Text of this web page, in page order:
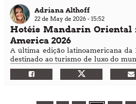
Adriana Althoff
22 de May de 2026 - 15:52
Hotéis Mandarin Oriental
America 2026
A última edição latinoamericana da
destinado ao turismo de luxo do
Paulo entre os dias 4 e 7 de maio